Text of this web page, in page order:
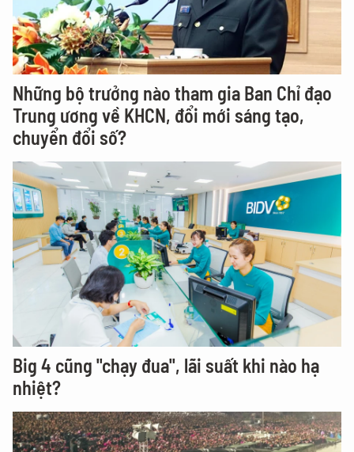
Những bộ trưởng nào tham gia Ban Chỉ đạo
Trung ương về KHCN, đổi mới sáng tạo,
chuyển đổi số?
Big 4 cũng "chạy đua", lãi suất khi nào hạ
nhiệt?